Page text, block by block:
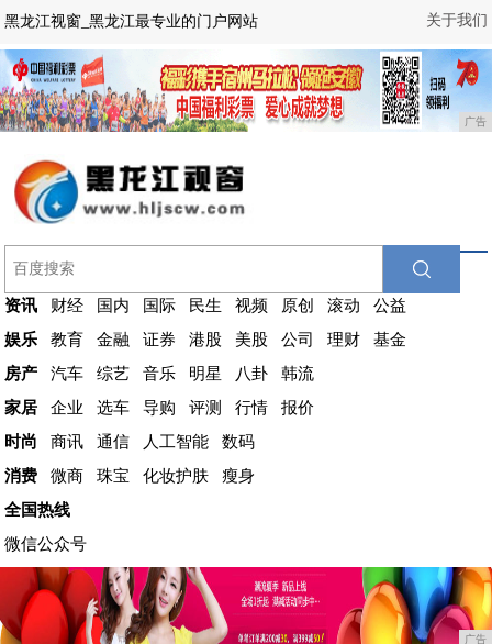
关于我们
黑龙江视窗_黑龙江最专业的门户网站
广告
资讯 财经 国内 国际 民生 视频 原创 滚动
公益
娱乐
教育 金融 证券 港股 美股 公司 理财
基金
房产
汽车 综艺 音乐 明星 八卦
韩流
家居
企业 选车 导购 评测 行情
报价
时尚
商讯 通信 人工智能
数码
消费
微商 珠宝 化妆护肤
瘦身
全国热线
微信公众号
广告